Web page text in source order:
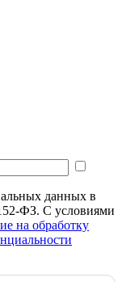
данных в
ФЗ. С условиями
на обработку